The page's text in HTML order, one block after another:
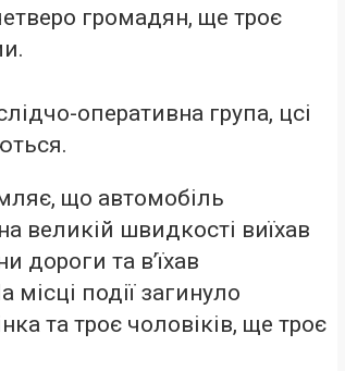
громадян, ще троє
оперативна група, цсі
що автомобіль
великій швидкості виїхав
дороги та вʼїхав
місці події загинуло
та троє чоловіків, ще троє